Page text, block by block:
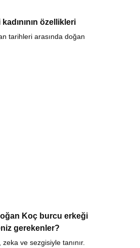
özellikleri
tarihleri arasında doğan
Koç burcu erkeği
gerekenler?
ve sezgisiyle tanınır.